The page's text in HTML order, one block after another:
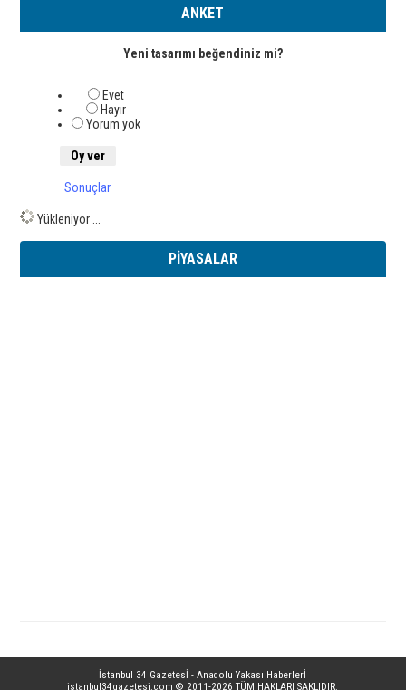
ANKET
Yeni tasarımı beğendiniz mi?
Evet
Hayır
Yorum yok
Sonuçlar
Yükleniyor ...
PİYASALAR
İstanbul 34 Gazetesİ - Anadolu Yakası Haberlerİ
istanbul34gazetesi.com © 2011-2026 TÜM HAKLARI SAKLIDIR.